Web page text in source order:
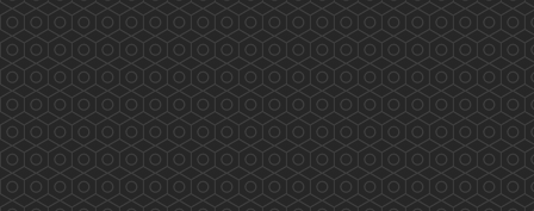
2019施政報告醫療界諮詢會(2019.07.30)
2019施政報告醫療界諮詢會(2019年7月30日) 龐
愛蘭主席代表香港藥學會出席是次諮詢會，以下
是她的發言重點: 因為歷史和不合時宜的法例，
令香港藥劑師不同於外國，專業發揮空間被長期
壓制！身為藥劑師都希望能發揮所長，貢獻社
會，但苦無太多機會。（本地兩間大學藥劑學位
課程均由納稅人資助） 鑒於會上的醫生和護士都
人手短缺，藥劑師是藥物專家，可分擔部分醫療
工...
More